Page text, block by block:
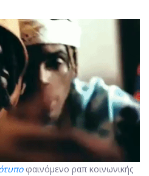
φαινόμενο ραπ κοινωνικής